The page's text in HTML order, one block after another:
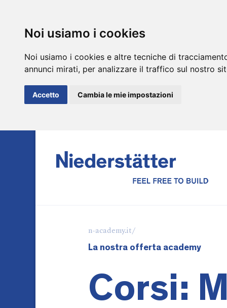
Noi usiamo i cookies
Noi usiamo i cookies e altre tecniche di
annunci mirati, per analizzare il traffico sul nostro
Accetto Cambia le mie impostazioni
La nostra offerta academy
Corsi:
n-academy.it/